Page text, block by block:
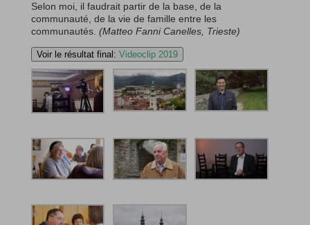
Selon moi, il faudrait partir de la base, de la
communauté, de la vie de famille entre les
communautés. (Matteo Fanni Canelles, Trieste)
Voir le résultat final: Videoclip 2019